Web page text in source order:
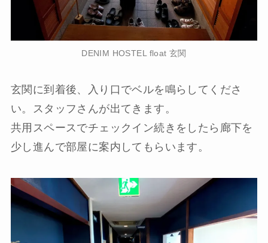
DENIM HOSTEL float 玄関
玄関に到着後、入り口でベルを鳴らしてくださ
い。スタッフさんが出てきます。
共用スペースでチェックイン続きをしたら廊下を
少し進んで部屋に案内してもらいます。